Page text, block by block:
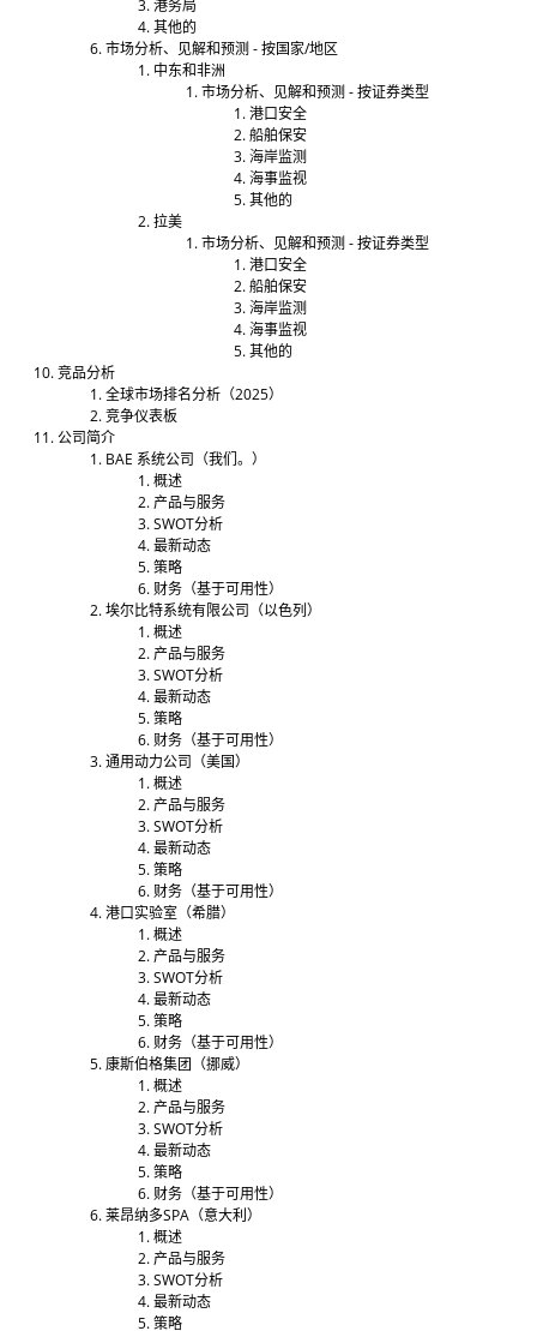
港务局
其他的
市场分析、见解和预测 - 按国家/地区
中东和非洲
市场分析、见解和预测 - 按证券类型
港口安全
船舶保安
海岸监测
海事监视
其他的
拉美
市场分析、见解和预测 - 按证券类型
港口安全
船舶保安
海岸监测
海事监视
其他的
竞品分析
全球市场排名分析（2025）
竞争仪表板
公司简介
BAE 系统公司（我们。）
概述
产品与服务
SWOT分析
最新动态
策略
财务（基于可用性）
埃尔比特系统有限公司（以色列）
概述
产品与服务
SWOT分析
最新动态
策略
财务（基于可用性）
通用动力公司（美国）
概述
产品与服务
SWOT分析
最新动态
策略
财务（基于可用性）
港口实验室（希腊）
概述
产品与服务
SWOT分析
最新动态
策略
财务（基于可用性）
康斯伯格集团（挪威）
概述
产品与服务
SWOT分析
最新动态
策略
财务（基于可用性）
莱昂纳多SPA（意大利）
概述
产品与服务
SWOT分析
最新动态
策略